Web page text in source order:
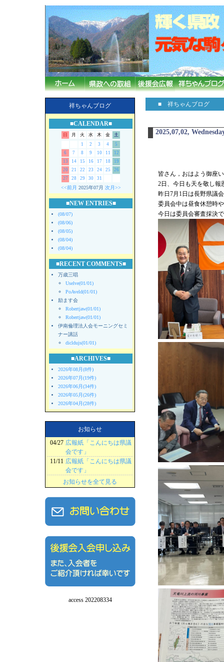
祥ちゃんブログ
■CALENDAR■
日 月 火 水 木 金
土
1
2 3 4
5
6
7 8 9 10 11
12
13
14 15 16 17 18
19
20
21 22 23 24 25
26
27
28 29 30 31
<<前月 2025年07月 次月>>
■NEW ENTRIES■
(08/07)
(08/06)
(08/05)
(08/04)
(08/04)
■RECENT COMMENTS■
万歳三唱
Uselve(01/01)
PoAveld(01/01)
励ます会
Robertjaw(01/01)
Robertjaw(01/01)
伊南倫理法人会モーニングセミ
ナー講話
dicldujs(01/01)
■ARCHIVES■
2026年08月(8件)
2026年07月(19件)
2026年06月(34件)
2026年05月(26件)
2026年04月(28件)
お知らせ
04/27 広報紙「こんにちは県議
会です」
11/11 広報紙「こんにちは県議
会です」
お知らせを全て見る
access 202208334
■ 祥ちゃんブログ
2025,07,02,
皆さん，おはよう御座
2日、今日も天を敬し報
昨日7月1日は長野県議
委員会中は昼食休憩時
今日は委員会審査採決